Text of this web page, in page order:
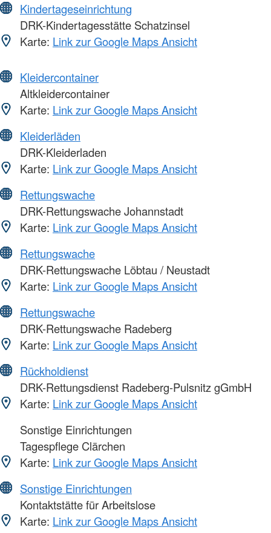
Kindertageseinrichtung
DRK-Kindertagesstätte Schatzinsel
Karte: Link zur Google Maps Ansicht
Kleidercontainer
Altkleidercontainer
Karte: Link zur Google Maps Ansicht
Kleiderläden
DRK-Kleiderladen
Karte: Link zur Google Maps Ansicht
Rettungswache
DRK-Rettungswache Johannstadt
Karte: Link zur Google Maps Ansicht
Rettungswache
DRK-Rettungswache Löbtau / Neustadt
Karte: Link zur Google Maps Ansicht
Rettungswache
DRK-Rettungswache Radeberg
Karte: Link zur Google Maps Ansicht
Rückholdienst
DRK-Rettungsdienst Radeberg-Pulsnitz gGmbH
Karte: Link zur Google Maps Ansicht
Sonstige Einrichtungen
Tagespflege Clärchen
Karte: Link zur Google Maps Ansicht
Sonstige Einrichtungen
Kontaktstätte für Arbeitslose
Karte: Link zur Google Maps Ansicht